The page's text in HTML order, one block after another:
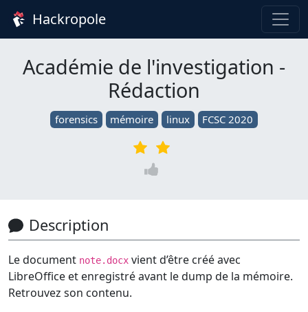
Hackropole
Académie de l'investigation -
Rédaction
forensics mémoire linux FCSC 2020
Description
Le document note.docx vient d’être créé avec
LibreOffice et enregistré avant le dump de la mémoire.
Retrouvez son contenu.